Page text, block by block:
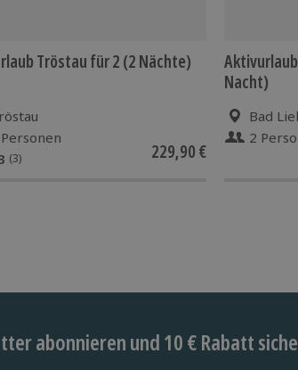
Tröstau für 2 (2 Nächte)
(3) 229,90 €
Nacht)
Bad
2
abonnieren und 10 € Rabatt